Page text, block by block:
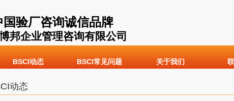
国验厂咨询诚信品牌
邦企业管理咨询有限公司
BSCI动态 BSCI常见问题 关于我们
动态